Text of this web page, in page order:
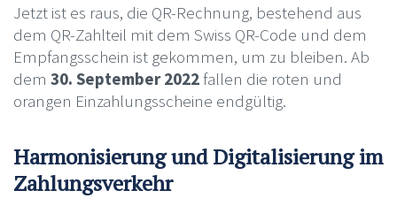
Jetzt ist es raus, die QR-Rechnung, bestehend aus
dem QR-Zahlteil mit dem Swiss QR-Code und dem
Empfangsschein ist gekommen, um zu bleiben. Ab
dem 30. September 2022fallen die roten und
orangen Einzahlungsscheine endgültig.
Harmonisierung und Digitalisierung im
Zahlungsverkehr